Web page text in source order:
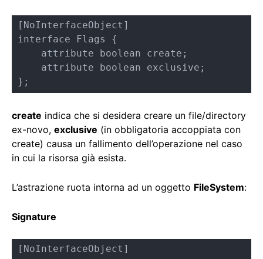
[NoInterfaceObject]
interface Flags {
};
create indica che si desidera creare un file/directory
ex-novo, exclusive (in obbligatoria accoppiata con
create) causa un fallimento dell’operazione nel caso
in cui la risorsa già esista.
L’astrazione ruota intorna ad un oggetto FileSystem:
Signature
[NoInterfaceObject]